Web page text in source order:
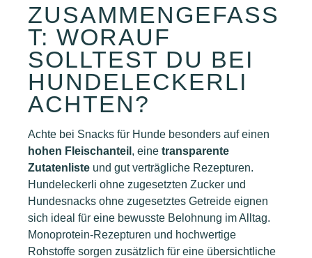
ZUSAMMENGEFASS
T: WORAUF
SOLLTEST DU BEI
HUNDELECKERLI
ACHTEN?
Achte bei Snacks für Hunde besonders auf einen
hohen Fleischanteil , eine transparente
Zutatenliste und gut verträgliche Rezepturen.
Hundeleckerli ohne zugesetzten Zucker und
Hundesnacks ohne zugesetztes Getreide eignen
sich ideal für eine bewusste Belohnung im Alltag.
Monoprotein-Rezepturen und hochwertige
Rohstoffe sorgen zusätzlich für eine übersichtliche